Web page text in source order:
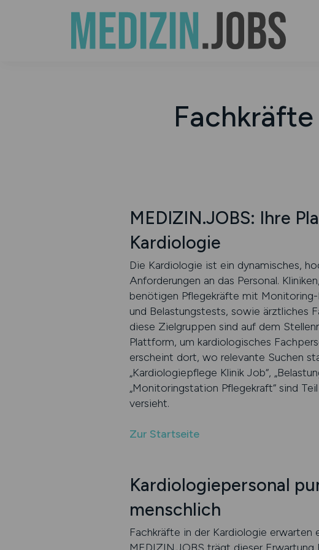
MEDIZIN.JOBS: Ihre
Kardiologie
Die Kardiologie ist ein dynamisches,
Anforderungen an das Personal.
benötigen Pflegekräfte mit Monitoring-
und Belastungstests, sowie ärztliches
diese Zielgruppen sind auf dem
Plattform, um kardiologisches
erscheint dort, wo relevante Suchen
„Kardiologiepflege Klinik Job“,
„Monitoringstation Pflegekraft“ sind
versieht.
Zur Startseite
Kardiologiepersonal
menschlich
Fachkräfte in der Kardiologie